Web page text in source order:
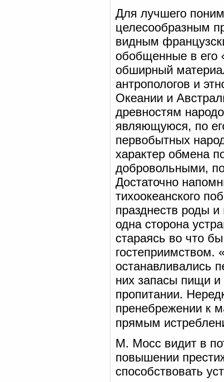
Для лучшего
целесообразным
видным
обобщенные в его
обширный
антропологов и
Океании и
древностям
являющуюся, по
первобытных
характер обмена
добровольными,
Достаточно
тихоокеанского
празднеств роды
одна сторона
стараясь во что
гостеприимством.
останавливались
них запасы пищи и
пропитании.
пренебрежении к
прямым
М. Мосс видит в
повышении
способствовать